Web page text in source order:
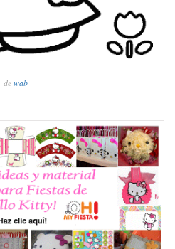
dewab